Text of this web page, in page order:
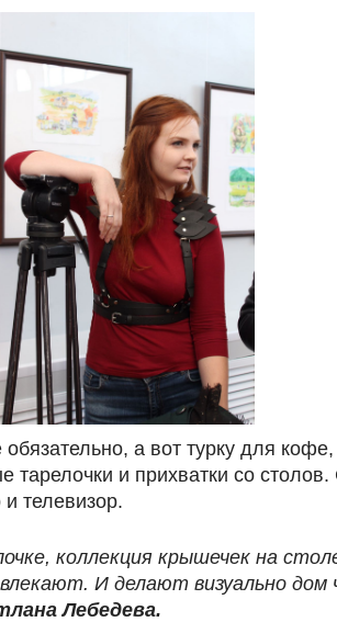
а вот турку для
и прихватки со
телевизор.
коллекция крышечек на
И делают визуально
Лебедева.